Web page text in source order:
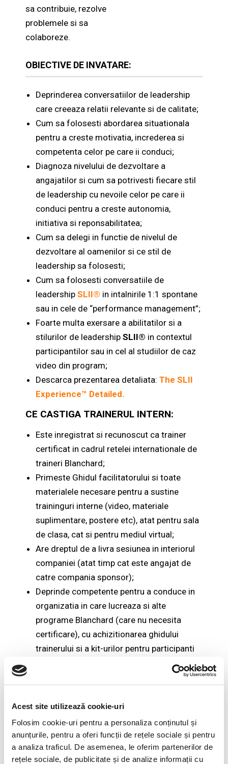
Acest site utilizează cookie-uri
Folosim cookie-uri pentru a personaliza conținutul și
anunțurile, pentru a oferi funcții de rețele sociale și pentru
a analiza traficul. De asemenea, le oferim partenerilor de
rețele sociale, de publicitate și de analize informații cu
sa contribuie, rezolve
problemele si sa
colaboreze.
OBIECTIVE DE INVATARE:
Deprinderea conversatiilor de leadership
care creeaza relatii relevante si de calitate;
Cum sa folosesti abordarea situationala
pentru a creste motivatia, increderea si
competenta celor pe care ii conduci;
Diagnoza nivelului de dezvoltare a
angajatilor si cum sa potrivesti fiecare stil
de leadership cu nevoile celor pe care ii
conduci pentru a creste autonomia,
initiativa si reponsabilitatea;
Cum sa delegi in functie de nivelul de
dezvoltare al oamenilor si ce stil de
leadership sa folosesti;
Cum sa folosesti conversatiile de
leadership SLII® in intalnirile 1:1 spontane
sau in cele de “performance management”;
Foarte multa exersare a abilitatilor si a
stilurilor de leadershipSLII® in contextul
participantilor sau in cel al studiilor de caz
video din program;
Descarca prezentarea detaliata: The SLII
Experience™ Detailed.
CE CASTIGA TRAINERUL INTERN:
Este inregistrat si recunoscut ca trainer
certificat in cadrul retelei internationale de
traineri Blanchard;
Primeste Ghidul facilitatorului si toate
materialele necesare pentru a sustine
traininguri interne (video, materiale
suplimentare, postere etc), atat pentru sala
de clasa, cat si pentru mediul virtual;
Are dreptul de a livra sesiunea in interiorul
companiei (atat timp cat este angajat de
catre compania sponsor);
Deprinde competente pentru a conduce in
organizatia in care lucreaza si alte
programe Blanchard (care nu necesita
certificare), cu achizitionarea ghidului
trainerului si a kit-urilor pentru participanti
Manager, etc);
Primeste acces la platforma digitala de
invatare Blanchard Exchange (BX) pentru a
fi la curent cu resursele si toate